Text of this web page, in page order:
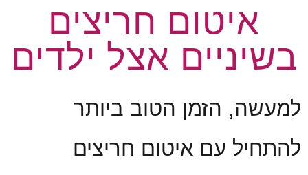
איטום חריצים
בשיניים אצל ילדים
למעשה, הזמן הטוב ביותר
להתחיל עם איטום חריצים